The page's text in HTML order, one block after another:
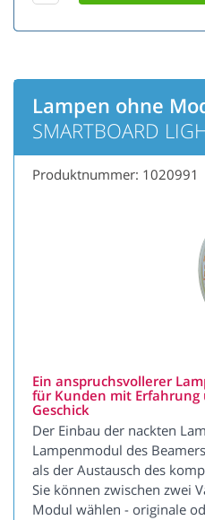
Lampen ohne
SMARTBOARD
Produktnummer: 1020991
Ein anspruchsvollerer
für Kunden mit
Geschick
Der Einbau der nackten
Lampenmodul des
als der Austausch des
Sie können zwischen zwei
Modul wählen - originale